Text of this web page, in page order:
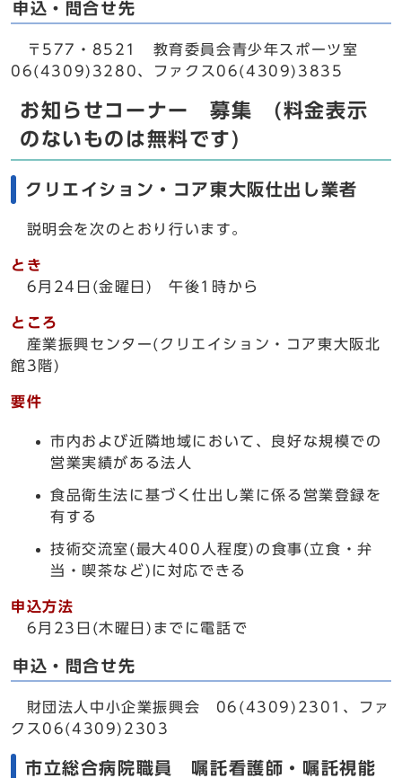
申込・問合せ先
〒577・8521 教育委員会青少年スポーツ室
06(4309)3280、ファクス06(4309)3835
お知らせコーナー 募集 (料金表示
のないものは無料です)
クリエイション・コア東大阪仕出し業者
説明会を次のとおり行います。
とき
6月24日(金曜日) 午後1時から
ところ
産業振興センター(クリエイション・コア東大阪北
館3階)
要件
市内および近隣地域において、良好な規模での
営業実績がある法人
食品衛生法に基づく仕出し業に係る営業登録を
有する
技術交流室(最大400人程度)の食事(立食・弁
当・喫茶など)に対応できる
申込方法
6月23日(木曜日)までに電話で
申込・問合せ先
財団法人中小企業振興会 06(4309)2301、ファ
クス06(4309)2303
市立総合病院職員 嘱託看護師・嘱託視能